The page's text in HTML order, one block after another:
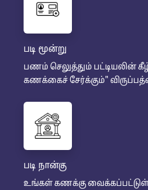
படி மூன்று
பணம் செலுத்தும் பட்டியலின்
கணக்கைச் சேர்க்கும்"
படி நான்கு
உங்கள் கணக்கு